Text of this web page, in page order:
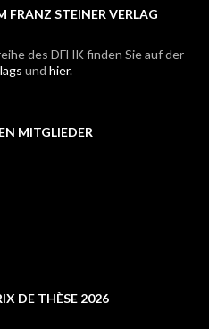
FRANZ STEINER VERLAG
des DFHK finden Sie auf der
und hier.
MITGLIEDER
DE THÈSE 2026